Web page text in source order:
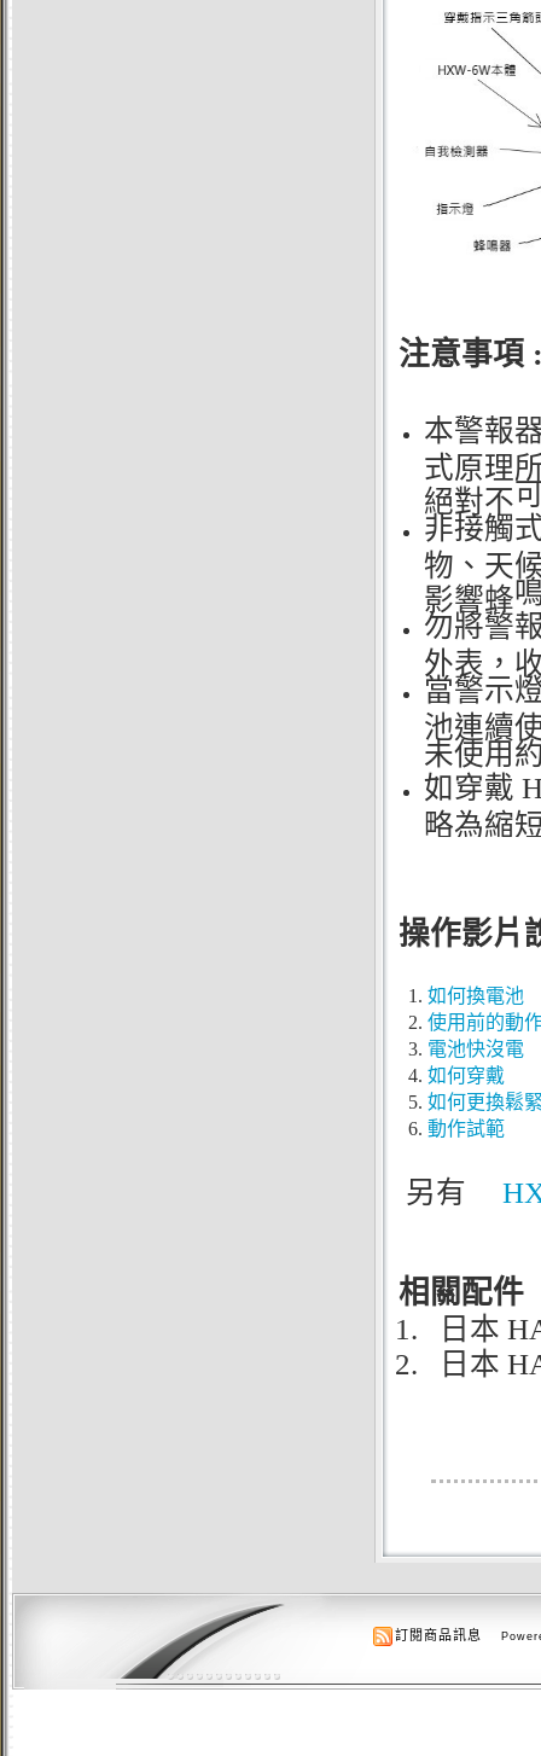
注意事項
本警報
式原理
絕對不
非接觸
物、天
影響蜂
勿將警
外表，
當警示
池連續
未使用
如穿戴
略為縮
操作影片
1. 如何換電池
2. 使用前的動
3. 電池快沒電
4. 如何穿戴
5. 如何更換鬆
6. 動作試範
另有
相關配件
1.
日本
2.
日本
訂閱商品訊息